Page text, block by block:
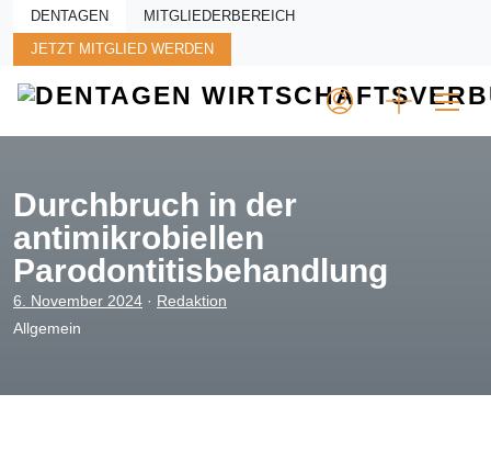
Skip to main content
DENTAGEN MITGLIEDERBEREICH
JETZT MITGLIED WERDEN
Durchbruch in der
antimikrobiellen
Parodontitisbehandlung
6. November 2024 · Redaktion
Allgemein